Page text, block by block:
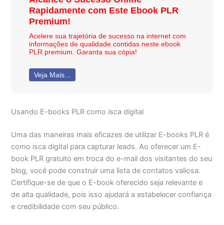
Rapidamente com Este Ebook PLR
Premium!
Acelere sua trajetória de sucesso na internet com
informações de qualidade contidas neste ebook
PLR premium. Garanta sua cópia!
Veja Mais...
Usando E-books PLR como isca digital
Uma das maneiras mais eficazes de utilizar E-books PLR é
como isca digital para capturar leads. Ao oferecer um E-
book PLR gratuito em troca do e-mail dos visitantes do seu
blog, você pode construir uma lista de contatos valiosa.
Certifique-se de que o E-book oferecido seja relevante e
de alta qualidade, pois isso ajudará a estabelecer confiança
e credibilidade com seu público.